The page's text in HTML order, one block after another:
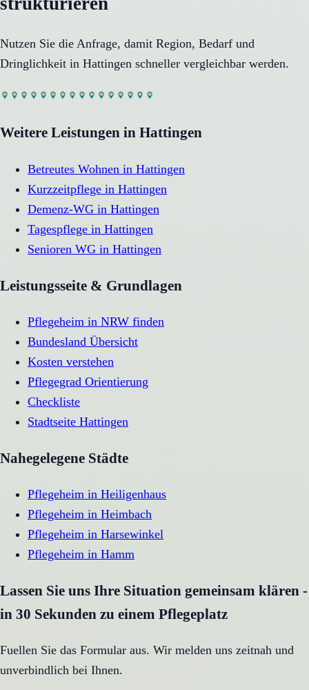
Nutzen Sie die Anfrage, damit Region, Bedarf und
Dringlichkeit in Hattingen schneller vergleichbar werden.
Weitere Leistungen in Hattingen
Betreutes Wohnen in Hattingen
Kurzzeitpflege in Hattingen
Demenz-WG in Hattingen
Tagespflege in Hattingen
Senioren WG in Hattingen
Leistungsseite & Grundlagen
Pflegeheim in NRW finden
Bundesland Übersicht
Kosten verstehen
Pflegegrad Orientierung
Checkliste
Stadtseite Hattingen
Nahegelegene Städte
Pflegeheim in Heiligenhaus
Pflegeheim in Heimbach
Pflegeheim in Harsewinkel
Pflegeheim in Hamm
Lassen Sie uns Ihre Situation gemeinsam klären -
in 30 Sekunden zu einem Pflegeplatz
Fuellen Sie das Formular aus. Wir melden uns zeitnah und
unverbindlich bei Ihnen.